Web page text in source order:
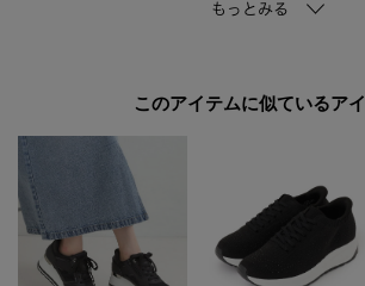
等が若干異なる場合がございます。
＜普段のサイズ：22．5cm＞
＜着用サイズ：22．5cm／着用状況：ストッキング
サイズは普段通りでよいかと思います。
そして、とにかく革が柔らかいです！ソールも軽いの
リ！
このアイテムに似ているア